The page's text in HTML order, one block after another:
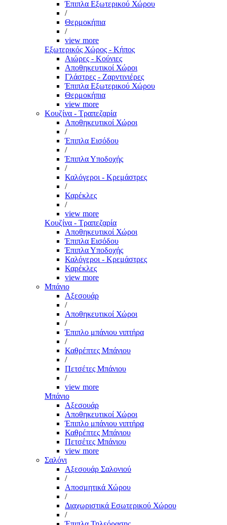
Έπιπλα Εξωτερικού Χώρου
/
Θερμοκήπια
/
view more
Εξωτερικός Χώρος - Κήπος
Αιώρες - Κούνιες
Αποθηκευτικοί Χώροι
Γλάστρες - Ζαρντινιέρες
Έπιπλα Εξωτερικού Χώρου
Θερμοκήπια
view more
Κουζίνα - Τραπεζαρία
Αποθηκευτικοί Χώροι
/
Έπιπλα Εισόδου
/
Έπιπλα Υποδοχής
/
Καλόγεροι - Κρεμάστρες
/
Καρέκλες
/
view more
Κουζίνα - Τραπεζαρία
Αποθηκευτικοί Χώροι
Έπιπλα Εισόδου
Έπιπλα Υποδοχής
Καλόγεροι - Κρεμάστρες
Καρέκλες
view more
Μπάνιο
Αξεσουάρ
/
Αποθηκευτικοί Χώροι
/
Έπιπλο μπάνιου νιπτήρα
/
Καθρέπτες Μπάνιου
/
Πετσέτες Μπάνιου
/
view more
Μπάνιο
Αξεσουάρ
Αποθηκευτικοί Χώροι
Έπιπλο μπάνιου νιπτήρα
Καθρέπτες Μπάνιου
Πετσέτες Μπάνιου
view more
Σαλόνι
Αξεσουάρ Σαλονιού
/
Αποσμητικά Χώρου
/
Διαχωριστικά Εσωτερικού Χώρου
/